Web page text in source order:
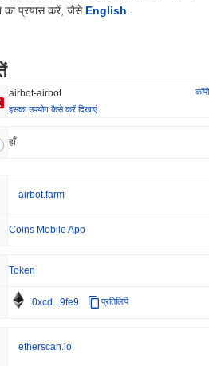
का प्रयास करें, जैसे English
airbot-airbot
कॉपी
इसका उपयोग कैसे करें दिखाएं
हाँ
airbot.farm
Coins Mobile App
Token
0xcd...9fe9 प्रतिलिपि
etherscan.io